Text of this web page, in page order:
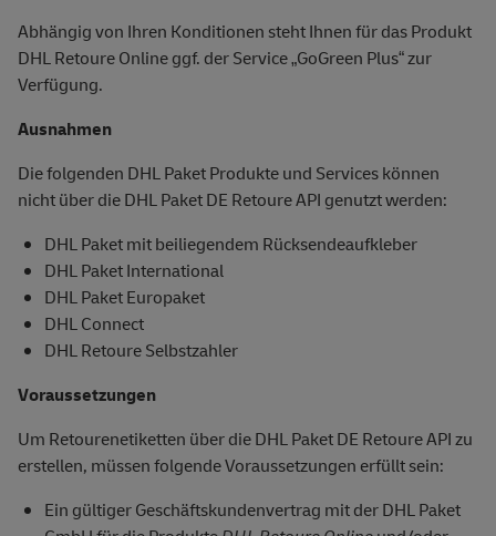
Abhängig von Ihren Konditionen steht Ihnen für das Produkt
DHL Retoure Online ggf. der Service „GoGreen Plus“ zur
Verfügung.
Ausnahmen
Die folgenden DHL Paket Produkte und Services können
nicht über die DHL Paket DE Retoure API genutzt werden:
DHL Paket mit beiliegendem Rücksendeaufkleber
DHL Paket International
DHL Paket Europaket
DHL Connect
DHL Retoure Selbstzahler
Voraussetzungen
Um Retourenetiketten über die DHL Paket DE Retoure API zu
erstellen, müssen folgende Voraussetzungen erfüllt sein:
Ein gültiger Geschäftskundenvertrag mit der DHL Paket